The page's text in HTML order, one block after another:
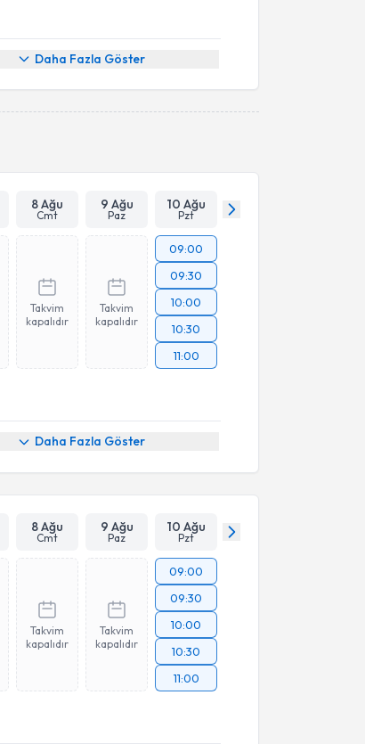
Daha Fazla Göster
8 Ağu
Cmt
9 Ağu
Paz
10 Ağu
Pzt
Takvim
kapalıdır
Takvim
kapalıdır
09:00
09:30
10:00
10:30
11:00
Daha Fazla Göster
8 Ağu
Cmt
9 Ağu
Paz
10 Ağu
Pzt
Takvim
kapalıdır
Takvim
kapalıdır
09:00
09:30
10:00
10:30
11:00